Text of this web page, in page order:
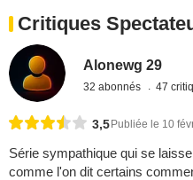
Critiques
Alonewg 29
32 abonnés 47
3,5Publiée le 10
Série sympathique qui se
comme l'on dit certains